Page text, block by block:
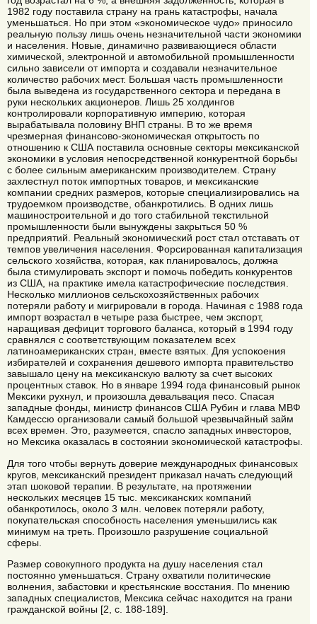
1982 году поставила страну на грань катастрофы, начала
уменьшаться. Но при этом «экономическое чудо» приносило
реальную пользу лишь очень незначительной части экономики
и населения. Новые, динамично развивающиеся области
химической, электронной и автомобильной промышленности
сильно зависели от импорта и создавали незначительное
количество рабочих мест. Большая часть промышленности
была выведена из государственного сектора и передана в
руки нескольких акционеров. Лишь 25 холдингов
контролировали корпоративную империю, которая
вырабатывала половину ВНП страны. В то же время
чрезмерная финансово-экономическая открытость по
отношению к США поставила основные секторы мексиканской
экономики в условия непосредственной конкурентной борьбы
с более сильным американским производителем. Страну
захлестнул поток импортных товаров, и мексиканские
компании средних размеров, которые специализировались на
трудоемком производстве, обанкротились. В одних лишь
машиностроительной и до того стабильной текстильной
промышленности были вынуждены закрыться 50 %
предприятий. Реальный экономический рост стал отставать от
темпов увеличения населения. Форсированная капитализация
сельского хозяйства, которая, как планировалось, должна
была стимулировать экспорт и помочь победить конкурентов
из США, на практике имела катастрофические последствия.
Несколько миллионов сельскохозяйственных рабочих
потеряли работу и мигрировали в города. Начиная с 1988 года
импорт возрастал в четыре раза быстрее, чем экспорт,
наращивая дефицит торгового баланса, который в 1994 году
сравнялся с соответствующим показателем всех
латиноамериканских стран, вместе взятых. Для успокоения
избирателей и сохранения дешевого импорта правительство
завышало цену на мексиканскую валюту за счет высоких
процентных ставок. Но в январе 1994 года финансовый рынок
Мексики рухнул, и произошла девальвация песо. Спасая
западные фонды, министр финансов США Рубин и глава МВФ
Камдессю организовали самый большой чрезвычайный займ
всех времен. Это, разумеется, спасло западных инвесторов,
но Мексика оказалась в состоянии экономической катастрофы.
Для того чтобы вернуть доверие международных финансовых
кругов, мексиканский президент приказал начать следующий
этап шоковой терапии. В результате, на протяжении
нескольких месяцев 15 тыс. мексиканских компаний
обанкротилось, около 3 млн. человек потеряли работу,
покупательская способность населения уменьшились как
минимум на треть. Произошло разрушение социальной
сферы.
Размер совокупного продукта на душу населения стал
постоянно уменьшаться. Страну охватили политические
волнения, забастовки и крестьянские восстания. По мнению
западных специалистов, Мексика сейчас находится на грани
гражданской войны [2, с. 188-189].